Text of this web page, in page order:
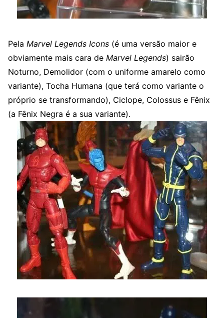
Pela Marvel Legends Icons (é uma versão maior e
obviamente mais cara de Marvel Legends) sairão
Noturno, Demolidor (com o uniforme amarelo como
variante), Tocha Humana (que terá como variante o
próprio se transformando), Ciclope, Colossus e Fênix
(a Fênix Negra é a sua variante).